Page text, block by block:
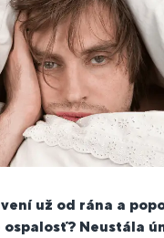
už od rána a
ospalosť? Neustála